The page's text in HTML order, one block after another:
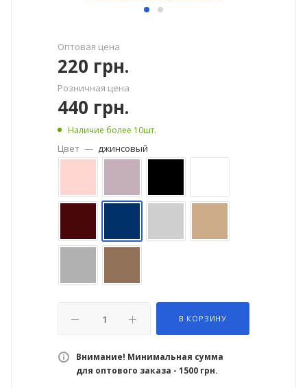
Оптовая цена
220 грн.
Розничная цена
440 грн.
Наличие более 10шт.
Цвет — джинсовый
В КОРЗИНУ
Внимание! Минимальная сумма
для оптового заказа - 1500 грн.